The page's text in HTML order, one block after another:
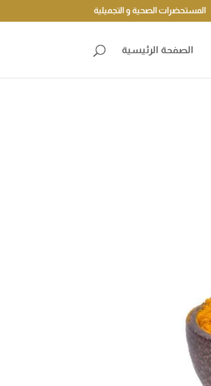
المستحضرات الصحية و التجميلية
الصفحة الرئيسية